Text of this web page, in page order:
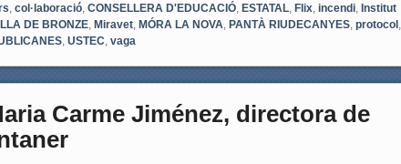
col·laboració CONSELLERA D'EDUCACIÓ ESTATAL Flix incendi Institut
DE BRONZE Miravet MÓRA LA NOVA PANTÀ RIUDECANYES protocol
USTEC vaga
Carme Jiménez, directora de